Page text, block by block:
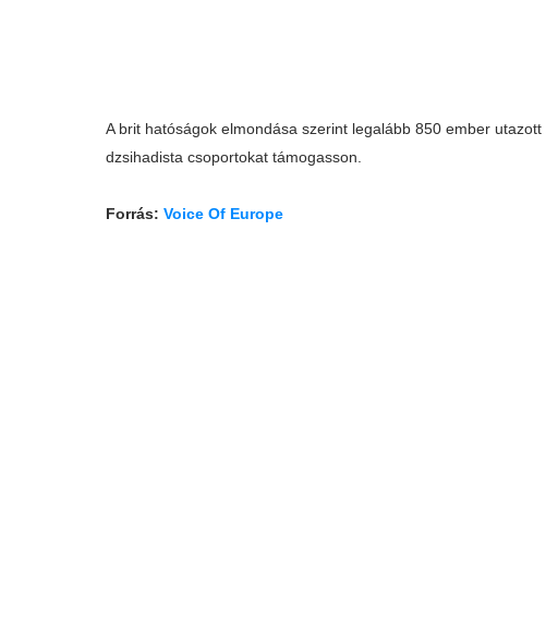
A brit hatóságok elmondása szerint legalább 850 ember
dzsihadista csoportokat támogasson.
Forrás: Voice Of Europe